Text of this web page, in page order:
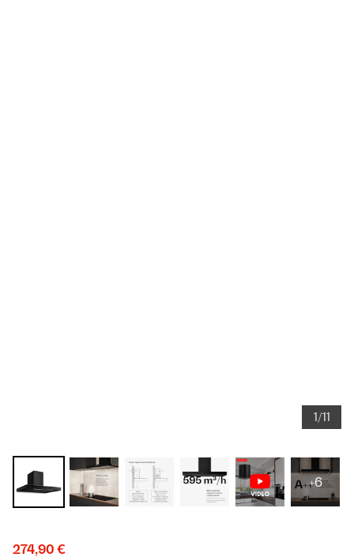
1/11
+6
274,90 €